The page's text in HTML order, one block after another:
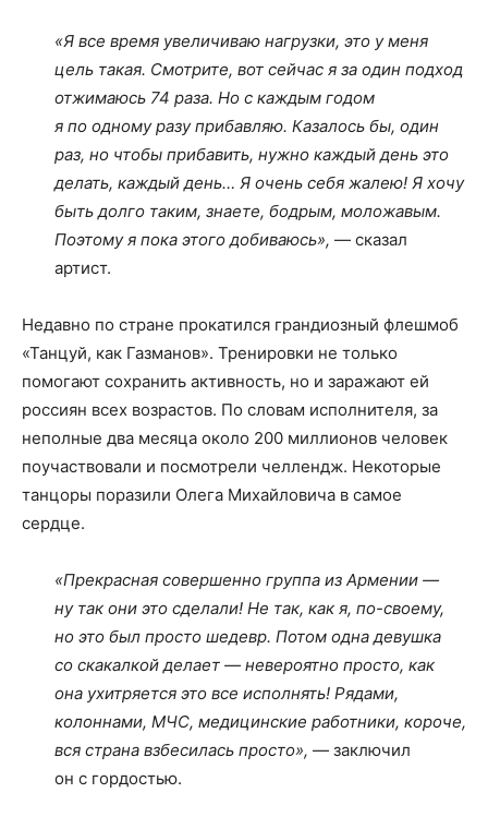
«Я все время увеличиваю нагрузки, это у меня
цель такая. Смотрите, вот сейчас я за один подход
отжимаюсь 74 раза. Но с каждым годом
я по одному разу прибавляю. Казалось бы, один
раз, но чтобы прибавить, нужно каждый день это
делать, каждый день… Я очень себя жалею! Я хочу
быть долго таким, знаете, бодрым, моложавым.
Поэтому я пока этого добиваюсь», — сказал
артист.
Недавно по стране прокатился грандиозный флешмоб
«Танцуй, как Газманов». Тренировки не только
помогают сохранить активность, но и заражают ей
россиян всех возрастов. По словам исполнителя, за
неполные два месяца около 200 миллионов человек
поучаствовали и посмотрели челлендж. Некоторые
танцоры поразили Олега Михайловича в самое
сердце.
«Прекрасная совершенно группа из Армении —
ну так они это сделали! Не так, как я, по-своему,
но это был просто шедевр. Потом одна девушка
со скакалкой делает — невероятно просто, как
она ухитряется это все исполнять! Рядами,
колоннами, МЧС, медицинские работники, короче,
вся страна взбесилась просто», — заключил
он с гордостью.